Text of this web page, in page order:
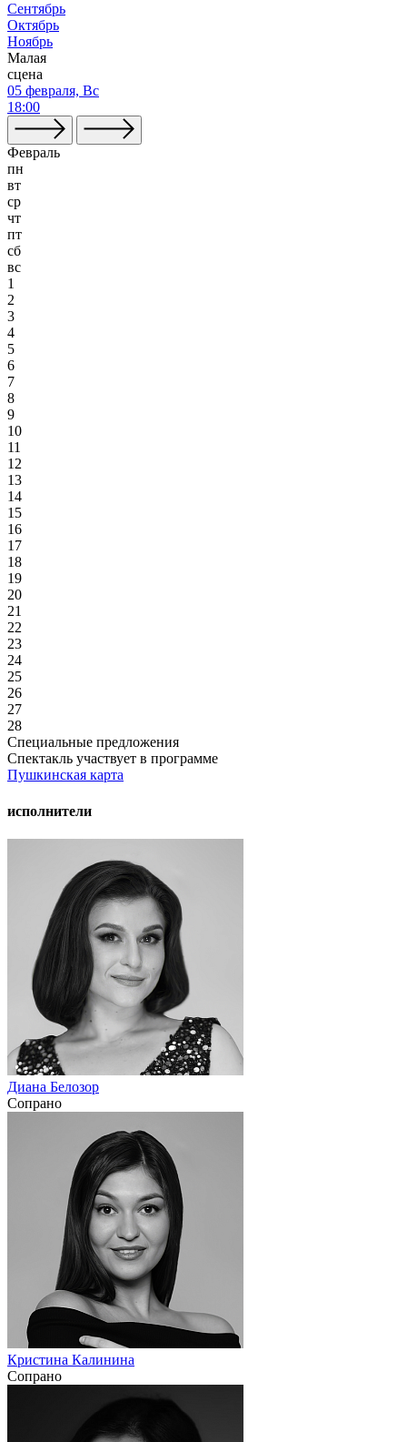
Сентябрь
Октябрь
Ноябрь
Малая
сцена
05 февраля, Вс
18:00
Февраль
пн
вт
ср
чт
пт
сб
вс
1
2
3
4
5
6
7
8
9
10
11
12
13
14
15
16
17
18
19
20
21
22
23
24
25
26
27
28
Специальные предложения
Спектакль участвует в программе
Пушкинская карта
исполнители
Диана Белозор
Сопрано
Кристина Калинина
Сопрано